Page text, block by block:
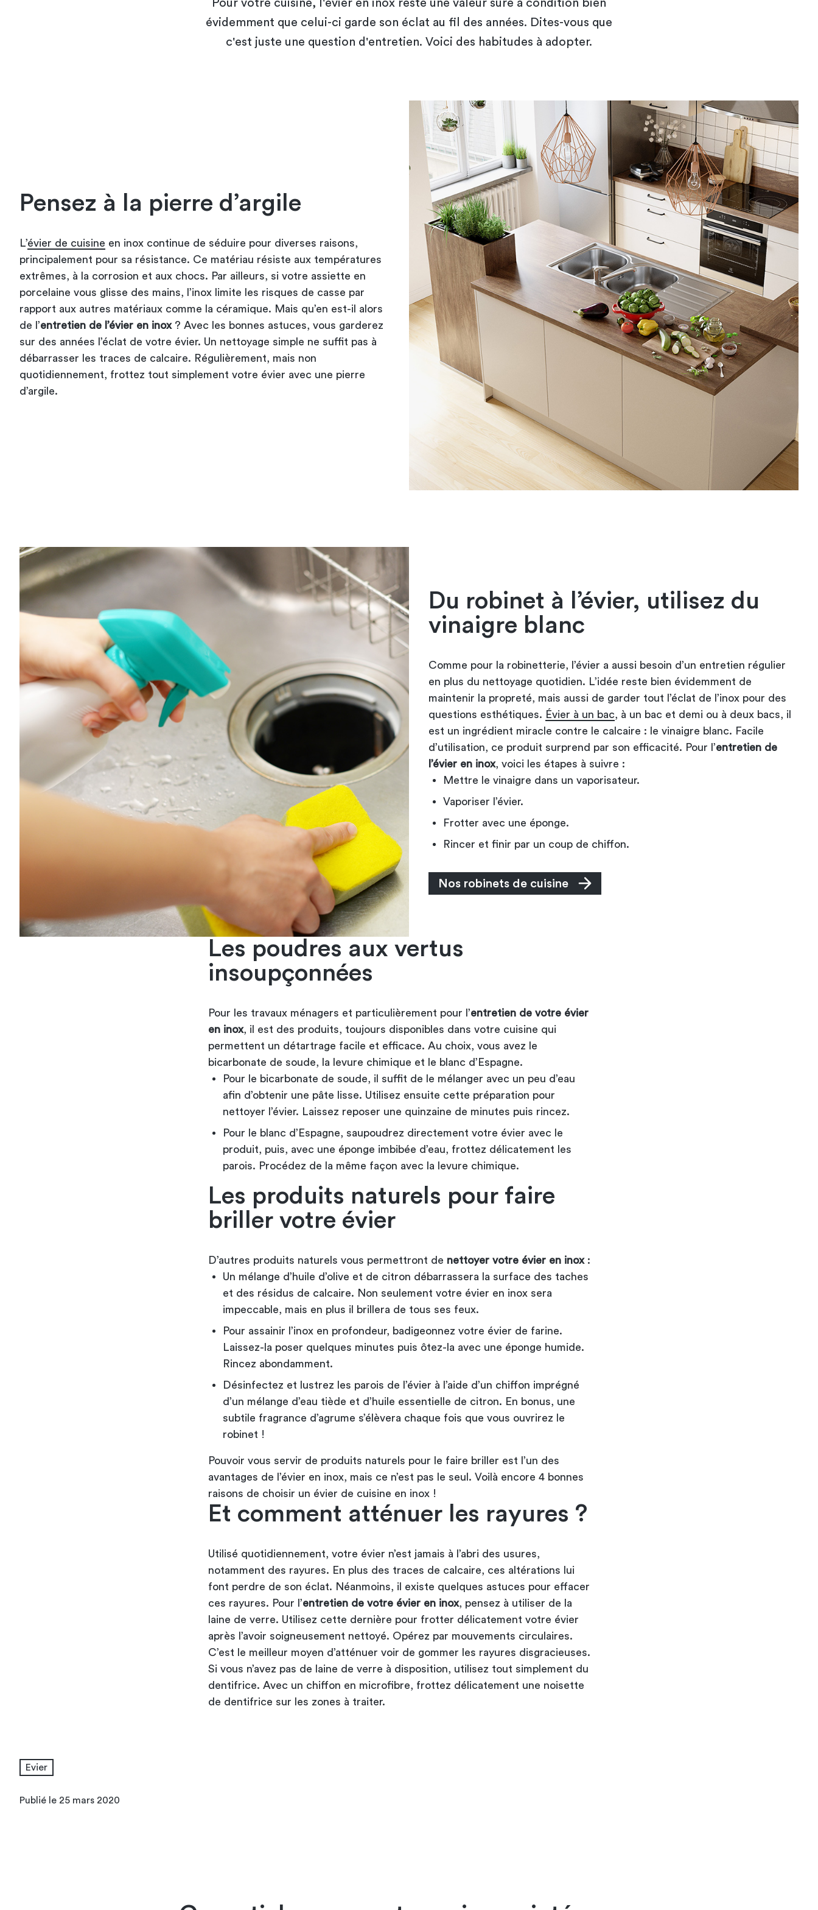
Pour votre cuisine, l'évier en inox reste une valeur sûre à condition bien
évidemment que celui-ci garde son éclat au fil des années. Dites-vous que
c'est juste une question d'entretien. Voici des habitudes à adopter.
Pensez à la pierre d’argile
L’évier de cuisine en inox continue de séduire pour diverses raisons,
principalement pour sa résistance. Ce matériau résiste aux températures
extrêmes, à la corrosion et aux chocs. Par ailleurs, si votre assiette en
porcelaine vous glisse des mains, l’inox limite les risques de casse par
rapport aux autres matériaux comme la céramique. Mais qu’en est-il alors
de l’entretien de l’évier en inox? Avec les bonnes astuces, vous garderez
sur des années l’éclat de votre évier. Un nettoyage simple ne suffit pas à
débarrasser les traces de calcaire. Régulièrement, mais non
quotidiennement, frottez tout simplement votre évier avec une pierre
d’argile.
Du robinet à l’évier, utilisez du
vinaigre blanc
Comme pour la robinetterie, l’évier a aussi besoin d’un entretien régulier
en plus du nettoyage quotidien. L’idée reste bien évidemment de
maintenir la propreté, mais aussi de garder tout l’éclat de l’inox pour des
questions esthétiques. Évier à un bac, à un bac et demi ou à deux bacs, il
est un ingrédient miracle contre le calcaire : le vinaigre blanc. Facile
d’utilisation, ce produit surprend par son efficacité. Pour l’entretien de
l’évier en inox, voici les étapes à suivre :
Mettre le vinaigre dans un vaporisateur.
Vaporiser l’évier.
Frotter avec une éponge.
Rincer et finir par un coup de chiffon.
Nos robinets de cuisine
Les poudres aux vertus
insoupçonnées
Pour les travaux ménagers et particulièrement pour l’entretien de votre évier
en inox, il est des produits, toujours disponibles dans votre cuisine qui
permettent un détartrage facile et efficace. Au choix, vous avez le
bicarbonate de soude, la levure chimique et le blanc d’Espagne.
Pour le bicarbonate de soude, il suffit de le mélanger avec un peu d’eau
afin d’obtenir une pâte lisse. Utilisez ensuite cette préparation pour
nettoyer l’évier. Laissez reposer une quinzaine de minutes puis rincez.
Pour le blanc d’Espagne, saupoudrez directement votre évier avec le
produit, puis, avec une éponge imbibée d’eau, frottez délicatement les
parois. Procédez de la même façon avec la levure chimique.
Les produits naturels pour faire
briller votre évier
D’autres produits naturels vous permettront de nettoyer votre évier en inox:
Un mélange d’huile d’olive et de citron débarrassera la surface des taches
et des résidus de calcaire. Non seulement votre évier en inox sera
impeccable, mais en plus il brillera de tous ses feux.
Pour assainir l’inox en profondeur, badigeonnez votre évier de farine.
Laissez-la poser quelques minutes puis ôtez-la avec une éponge humide.
Rincez abondamment.
Désinfectez et lustrez les parois de l’évier à l’aide d’un chiffon imprégné
d’un mélange d’eau tiède et d’huile essentielle de citron. En bonus, une
subtile fragrance d’agrume s’élèvera chaque fois que vous ouvrirez le
robinet !
Pouvoir vous servir de produits naturels pour le faire briller est l’un des
avantages de l’évier en inox, mais ce n’est pas le seul. Voilà encore 4 bonnes
raisons de choisir un évier de cuisine en inox !
Et comment atténuer les rayures ?
Utilisé quotidiennement, votre évier n’est jamais à l’abri des usures,
notamment des rayures. En plus des traces de calcaire, ces altérations lui
font perdre de son éclat. Néanmoins, il existe quelques astuces pour effacer
ces rayures. Pour l’entretien de votre évier en inox, pensez à utiliser de la
laine de verre. Utilisez cette dernière pour frotter délicatement votre évier
après l’avoir soigneusement nettoyé. Opérez par mouvements circulaires.
C’est le meilleur moyen d’atténuer voir de gommer les rayures disgracieuses.
Si vous n’avez pas de laine de verre à disposition, utilisez tout simplement du
dentifrice. Avec un chiffon en microfibre, frottez délicatement une noisette
de dentifrice sur les zones à traiter.
Evier
Publié le 25 mars 2020